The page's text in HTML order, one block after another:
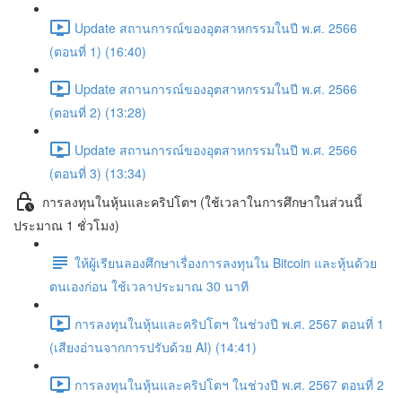
Update สถานการณ์ของอุตสาหกรรมในปี พ.ศ. 2566
(ตอนที่ 1) (16:40)
Update สถานการณ์ของอุตสาหกรรมในปี พ.ศ. 2566
(ตอนที่ 2) (13:28)
Update สถานการณ์ของอุตสาหกรรมในปี พ.ศ. 2566
(ตอนที่ 3) (13:34)
การลงทุนในหุ้นและคริปโตฯ (ใช้เวลาในการศึกษาในส่วนนี้
ประมาณ 1 ชั่วโมง)
ให้ผู้เรียนลองศึกษาเรื่องการลงทุนใน Bitcoin และหุ้นด้วย
ตนเองก่อน ใช้เวลาประมาณ 30 นาที
การลงทุนในหุ้นและคริปโตฯ ในช่วงปี พ.ศ. 2567 ตอนที่ 1
(เสียงอ่านจากการปรับด้วย AI) (14:41)
การลงทุนในหุ้นและคริปโตฯ ในช่วงปี พ.ศ. 2567 ตอนที่ 2